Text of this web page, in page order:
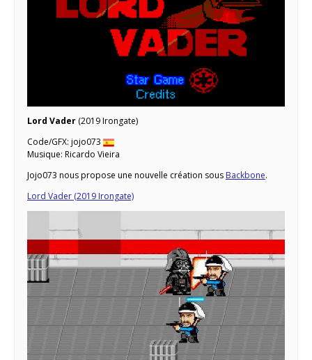
Lord Vader (2019 Irongate)
Code/GFX: jojo073
Musique: Ricardo Vieira
Jojo073 nous propose une nouvelle création sous Backbone.
Lord Vader (2019 Irongate)